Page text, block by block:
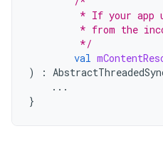
* If your app
* from the
         */
val
)
:
...
}